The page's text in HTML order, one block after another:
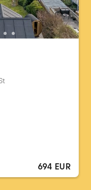
694 EUR